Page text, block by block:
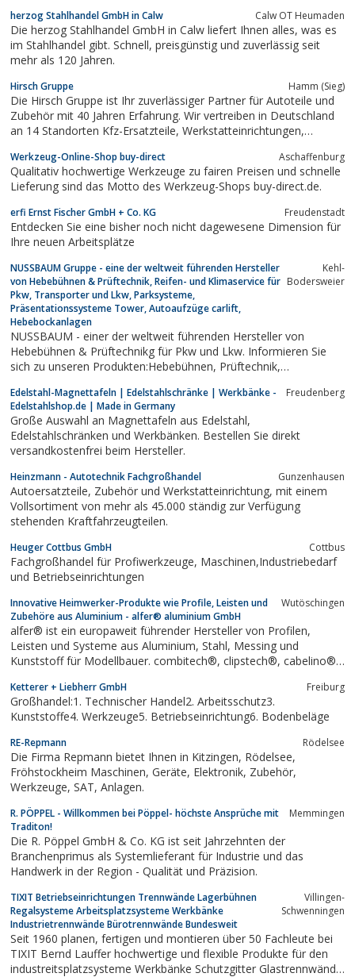
herzog Stahlhandel GmbH in Calw Calw OT Heumaden
Die herzog Stahlhandel GmbH in Calw liefert Ihnen alles, was es
im Stahlhandel gibt. Schnell, preisgünstig und zuverlässig seit
mehr als 120 Jahren.
Hirsch Gruppe Hamm (Sieg)
Die Hirsch Gruppe ist Ihr zuverlässiger Partner für Autoteile und
Zubehör mit 40 Jahren Erfahrung. Wir vertreiben in Deutschland
an 14 Standorten Kfz-Ersatzteile, Werkstatteinrichtungen,
Werkzeug-Online-Shop buy-direct Aschaffenburg
Qualitativ hochwertige Werkzeuge zu fairen Preisen und schnelle
Lieferung sind das Motto des Werkzeug-Shops buy-direct.de.
erfi Ernst Fischer GmbH + Co. KG Freudenstadt
Entdecken Sie eine bisher noch nicht dagewesene Dimension für
Ihre neuen Arbeitsplätze
NUSSBAUM Gruppe - eine der weltweit führenden Hersteller
von Hebebühnen & Prüftechnik, Reifen- und Klimaservice für
Pkw, Transporter und Lkw, Parksysteme,
Präsentationssysteme Tower, Autoaufzüge carlift,
Hebebockanlagen
Kehl-
Bodersweier
NUSSBAUM - einer der weltweit führenden Hersteller von
Hebebühnen & Prüftechnikg für Pkw und Lkw. Informieren Sie
sich zu unseren Produkten:Hebebühnen, Prüftechnik,
public transport, Autoaufzüge, Reifenaufzüge, Blechverarbeitung,
Hydraulische Lösungen...
Edelstahl-Magnettafeln | Edelstahlschränke | Werkbänke -
Edelstahlshop.de | Made in Germany
Freudenberg
Große Auswahl an Magnettafeln aus Edelstahl,
Edelstahlschränken und Werkbänken. Bestellen Sie direkt
versandkostenfrei beim Hersteller.
Heinzmann - Autotechnik Fachgroßhandel Gunzenhausen
Autoersatzteile, Zubehör und Werkstatteinrichtung, mit einem
Vollsortiment von mehr als 45.000 ständig zur Verfügung
stehenden Kraftfahrzeugteilen.
Heuger Cottbus GmbH Cottbus
Fachgroßhandel für Profiwerkzeuge, Maschinen,Industriebedarf
und Betriebseinrichtungen
Innovative Heimwerker-Produkte wie Profile, Leisten und
Zubehöre aus Aluminium - alfer® aluminium GmbH
Wutöschingen
alfer® ist ein europaweit führender Hersteller von Profilen,
Leisten und Systeme aus Aluminium, Stahl, Messing und
Kunststoff für Modellbauer. combitech®, clipstech®, cabelino®,
Ketterer + Liebherr GmbH Freiburg
Großhandel:1. Technischer Handel2. Arbeitsschutz3.
Kunststoffe4. Werkzeuge5. Betriebseinrichtung6. Bodenbeläge
RE-Repmann Rödelsee
Die Firma Repmann bietet Ihnen in Kitzingen, Rödelsee,
Fröhstockheim Maschinen, Geräte, Elektronik, Zubehör,
Werkzeuge, SAT, Anlagen.
R. PÖPPEL - Willkommen bei Pöppel- höchste Ansprüche mit
Traditon!
Memmingen
Die R. Pöppel GmbH & Co. KG ist seit Jahrzehnten der
Branchenprimus als Systemlieferant für Industrie und das
Handwerk in der Region - Qualität und Präzision.
TIXIT Betriebseinrichtungen Trennwände Lagerbühnen
Regalsysteme Arbeitsplatzsysteme Werkbänke
Industrietrennwände Bürotrennwände Bundesweit
Villingen-
Schwenningen
Seit 1960 planen, fertigen und montieren über 50 Fachleute bei
TIXIT Bernd Lauffer hochwertige und flexible Produkte für den
industreitsplatzsysteme Werkbänke Schutzgitter Glastrennwände